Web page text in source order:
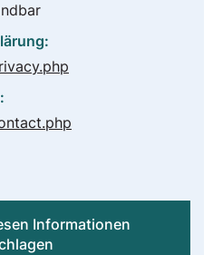
Informationen